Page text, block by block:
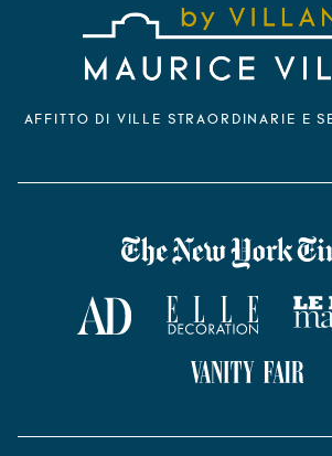
AFFITTO DI VILLE STRAORDINARIE E
VILLANOVO DANS LA PRESSE
The New York Times
AD MagazineELLE Décoration Le
Vanity Fair